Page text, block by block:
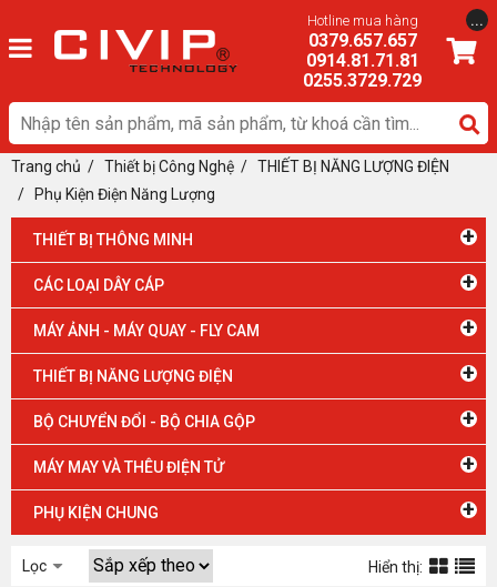
Hotline mua hàng
0379.657.657
0914.81.71.81
0255.3729.729
...
Trang chủ / Thiết bị Công Nghệ / THIẾT BỊ NĂNG LƯỢNG ĐIỆN
/
Phụ Kiện Điện Năng Lượng
THIẾT BỊ THÔNG MINH +
CÁC LOẠI DÂY CÁP +
MÁY ẢNH - MÁY QUAY - FLY CAM +
THIẾT BỊ NĂNG LƯỢNG ĐIỆN +
BỘ CHUYỂN ĐỔI - BỘ CHIA GỘP +
MÁY MAY VÀ THÊU ĐIỆN TỬ +
PHỤ KIỆN CHUNG +
Lọc Hiển thị: